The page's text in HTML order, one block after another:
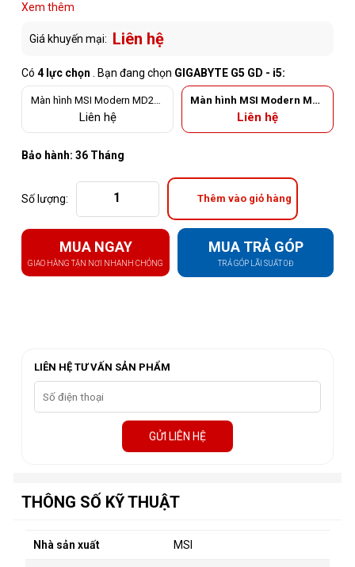
Xem thêm
Giá khuyến mại: Liên hệ
Có 4 lực chọn . Bạn đang chọn GIGABYTE G5 GD - i5:
Màn hình MSI Modern MD241
P (23.8 inch / FHD / IPS / 75H
z)
Liên hệ
Màn hình MSI Modern MD2
41P Ultramarine (23.8 inch
/ FHD / IPS / 75Hz)
Liên hệ
Bảo hành: 36 Tháng
Số lượng: Thêm vào giỏ hàng
MUA NGAY
GIAO HÀNG TẬN NƠI NHANH CHÓNG
MUA TRẢ GÓP
TRẢ GÓP LÃI SUẤT 0Đ
LIÊN HỆ TƯ VẤN SẢN PHẨM
GỬI LIÊN HỆ
THÔNG SỐ KỸ THUẬT
Nhà sản xuất MSI